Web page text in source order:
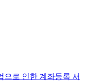
으로 인한 계좌등록 서